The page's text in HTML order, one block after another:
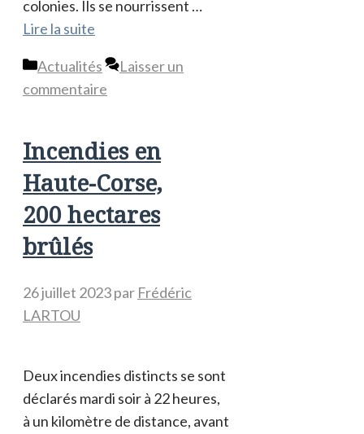
colonies. Ils se nourrissent …
Lire la suite
Catégories
Actualités
Laisser un
commentaire
Incendies en
Haute-Corse,
200 hectares
brûlés
26 juillet 2023par Frédéric
LARTOU
Deux incendies distincts se sont
déclarés mardi soir à 22 heures,
à un kilomètre de distance, avant